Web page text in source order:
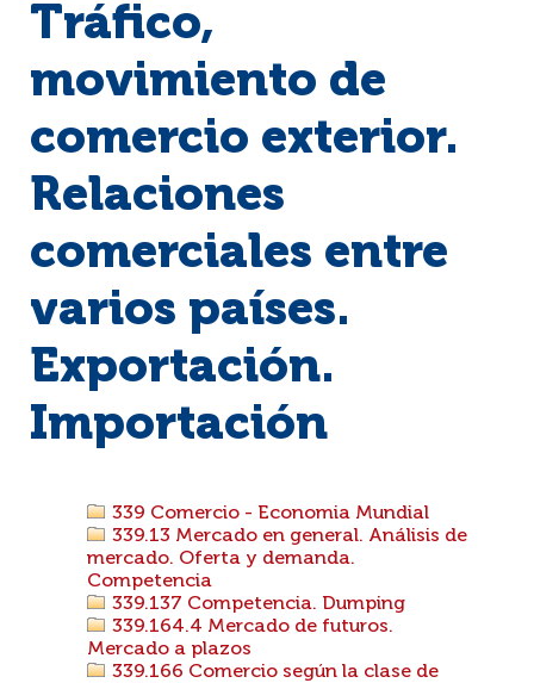
Tráfico,
movimiento de
comercio exterior.
Relaciones
comerciales entre
varios países.
Exportación.
Importación
339 Comercio - Economia Mundial
339.13 Mercado en general. Análisis de
mercado. Oferta y demanda.
Competencia
339.137 Competencia. Dumping
339.164.4 Mercado de futuros.
Mercado a plazos
339.166 Comercio según la clase de